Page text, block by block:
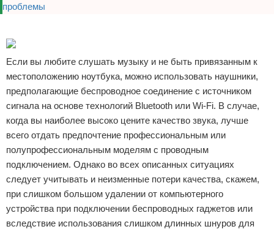
Если вы любите слушать музыку и не быть привязанным к
местоположению ноутбука, можно использовать наушники,
предполагающие беспроводное соединение с источником
сигнала на основе технологий Bluetooth или Wi-Fi. В случае,
когда вы наиболее высоко цените качество звука, лучше
всего отдать предпочтение профессиональным или
полупрофессиональным моделям с проводным
подключением. Однако во всех описанных ситуациях
следует учитывать и неизменные потери качества, скажем,
при слишком большом удалении от компьютерного
устройства при подключении беспроводных гаджетов или
вследствие использования слишком длинных шнуров для